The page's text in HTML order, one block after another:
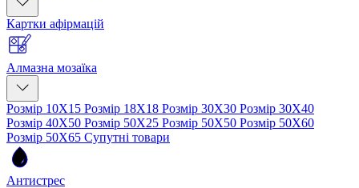
Картки афірмацій
Алмазна мозаїка
Розмір 10Х15 Розмір 18Х18 Розмір 30Х30 Розмір 30Х40
Розмір 40Х50 Розмір 50Х25 Розмір 50Х50 Розмір 50Х60
Розмір 50Х65 Супутні товари
Антистрес